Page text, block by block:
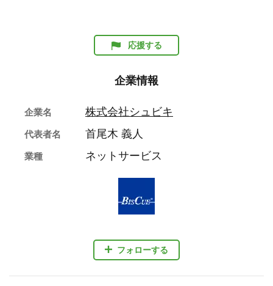
応援する
企業情報
フォローする
企業名 株式会社シュビキ
代表者名 首尾木 義人
業種 ネットサービス